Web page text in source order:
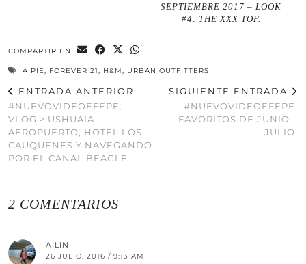
SEPTIEMBRE 2017 – LOOK
#4: THE XXX TOP.
COMPARTIR EN
A PIE, FOREVER 21, H&M, URBAN OUTFITTERS
ENTRADA ANTERIOR
#NUEVOVIDEOEFEPE:
VLOG > USHUAIA –
AEROPUERTO, HOTEL LOS
CAUQUENES Y NAVEGANDO
POR EL CANAL BEAGLE
SIGUIENTE ENTRADA
#NUEVOVIDEOEFEPE:
FAVORITOS DE JUNIO –
JULIO.
2 COMENTARIOS
AILIN
26 JULIO, 2016 / 9:13 AM